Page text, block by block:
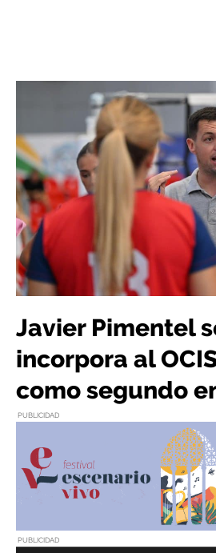
Javier Pimentel
incorpora al
como segundo
PUBLICIDAD
PUBLICIDAD